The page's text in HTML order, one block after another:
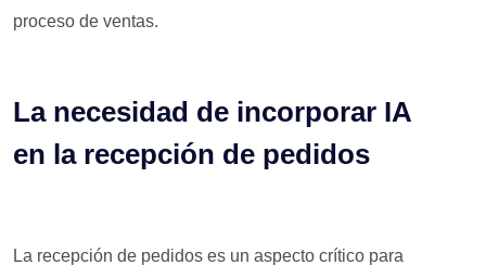
proceso de ventas.
La necesidad de incorporar IA
en la recepción de pedidos
La recepción de pedidos es un aspecto crítico para